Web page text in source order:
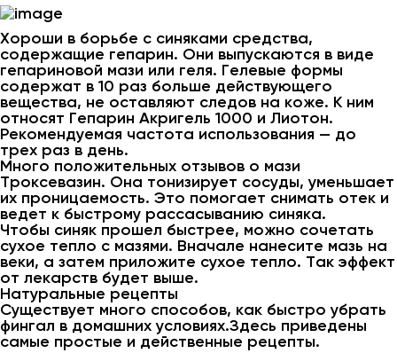
Хороши в борьбе с синяками средства,
содержащие гепарин. Они выпускаются в виде
гепариновой мази или геля. Гелевые формы
содержат в 10 раз больше действующего
вещества, не оставляют следов на коже. К ним
относят Гепарин Акригель 1000 и Лиотон.
Рекомендуемая частота использования — до
трех раз в день.
Много положительных отзывов о мази
Троксевазин. Она тонизирует сосуды, уменьшает
их проницаемость. Это помогает снимать отек и
ведет к быстрому рассасыванию синяка.
Чтобы синяк прошел быстрее, можно сочетать
сухое тепло с мазями. Вначале нанесите мазь на
веки, а затем приложите сухое тепло. Так эффект
от лекарств будет выше.
Натуральные рецепты
Существует много способов, как быстро убрать
фингал в домашних условиях.Здесь приведены
самые простые и действенные рецепты.